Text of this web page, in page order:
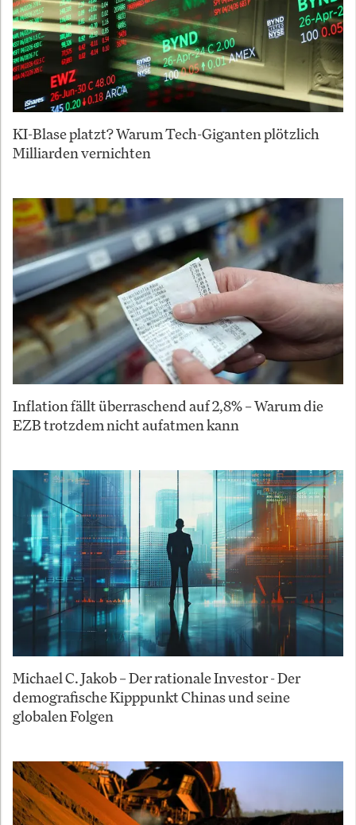
KI-Blase platzt? Warum Tech-Giganten plötzlich
Milliarden vernichten
Inflation fällt überraschend auf 2,8% – Warum die
EZB trotzdem nicht aufatmen kann
Michael C. Jakob – Der rationale Investor - Der
demografische Kipppunkt Chinas und seine
globalen Folgen